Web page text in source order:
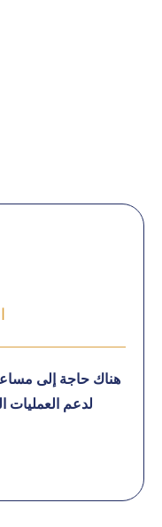
هناك حاجة إلى
لدعم العمليات